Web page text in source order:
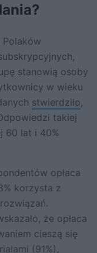
stanowią osoby
w wieku
stwierdziło,
takiej
60 lat i 40%
opłaca
korzysta z
że opłaca
cieszą się
(91%),